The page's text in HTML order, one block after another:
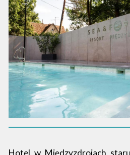
Hotel w Międzyzdrojach